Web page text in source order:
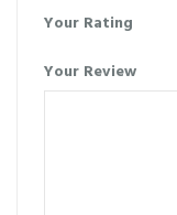
Your Rating
Your Review